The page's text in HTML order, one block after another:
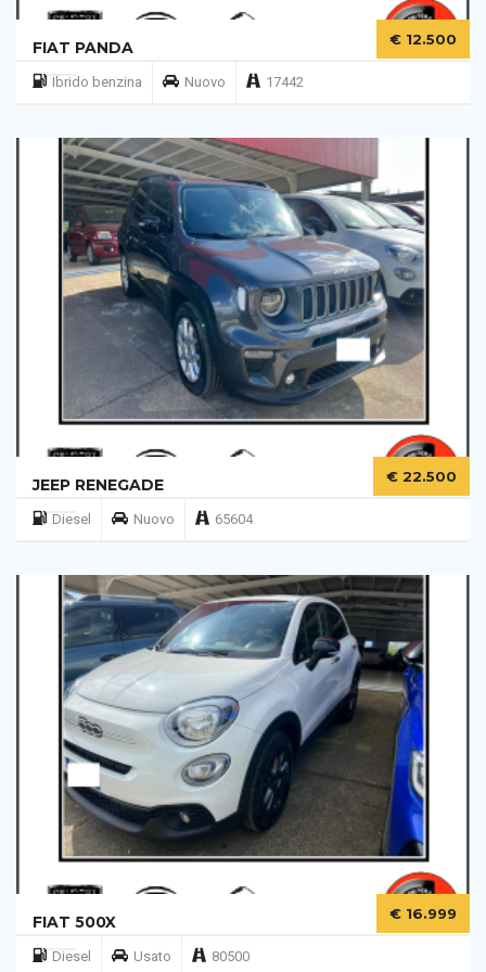
FIAT PANDA € 12.500
Ibrido benzina Nuovo 17442
JEEP RENEGADE € 22.500
Diesel Nuovo 65604
FIAT 500X € 16.999
Diesel Usato 80500